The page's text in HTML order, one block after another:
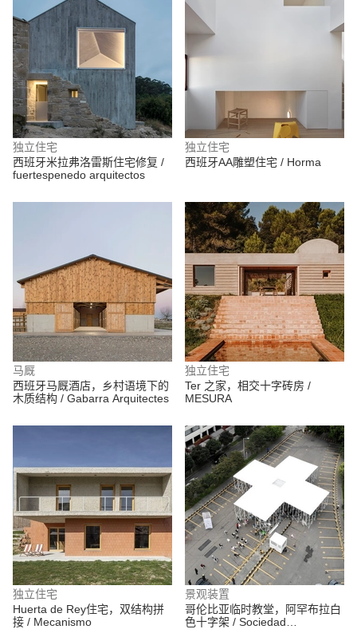
独立住宅
西班牙米拉弗洛雷斯住宅修复 /
fuertespenedo arquitectos
独立住宅
西班牙AA雕塑住宅 / Horma
马厩
西班牙马厩酒店，乡村语境下的
木质结构 / Gabarra Arquitectes
独立住宅
Ter 之家，相交十字砖房 /
MESURA
独立住宅
Huerta de Rey住宅，双结构拼
接 / Mecanismo
景观装置
哥伦比亚临时教堂，阿罕布拉白
色十字架 / Sociedad